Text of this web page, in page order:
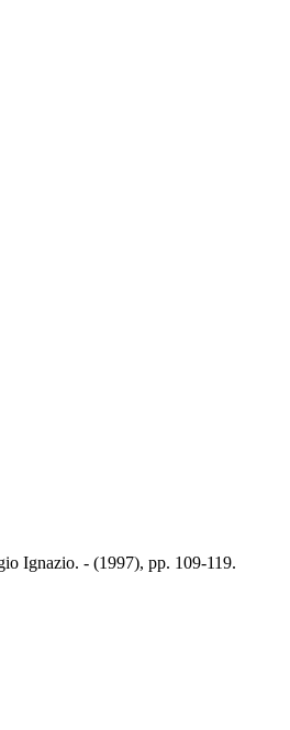
Ignazio. - (1997), pp. 109-119.